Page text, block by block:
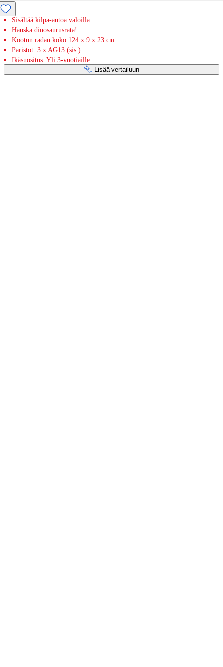
Sisältää kilpa-autoa valoilla
Hauska dinosaurusrata!
Kootun radan koko 124 x 9 x 23 cm
Paristot: 3 x AG13 (sis.)
Ikäsuositus: Yli 3-vuotiaille
Lisää vertailuun